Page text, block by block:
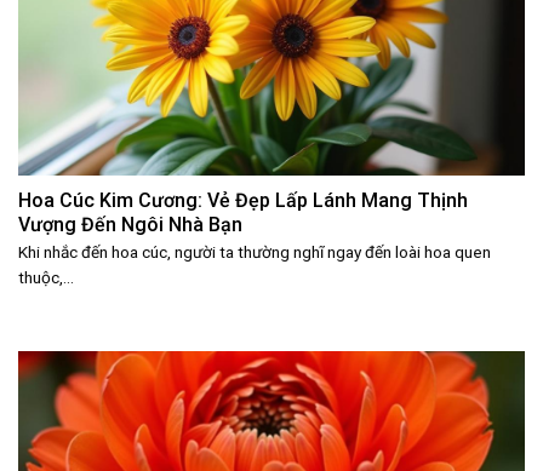
Hoa Cúc Kim Cương: Vẻ Đẹp Lấp Lánh Mang Thịnh
Vượng Đến Ngôi Nhà Bạn
Khi nhắc đến hoa cúc, người ta thường nghĩ ngay đến loài hoa quen
thuộc,...